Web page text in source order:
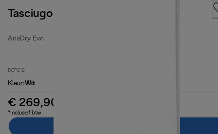
Tasciugo AriadDry Evo
AriaDry Evo
DEP212
Kleur:Wit
€ 269,90
*Inclusief btw